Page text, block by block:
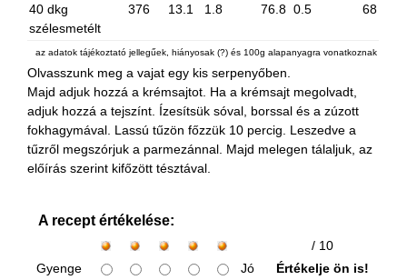
40 dkg
szélesmetélt
376 13.1 1.8 76.8 0.5 68
az adatok tájékoztató jellegűek, hiányosak (?) és 100g alapanyagra vonatkoznak
Olvasszunk meg a vajat egy kis serpenyőben.
Majd adjuk hozzá a krémsajtot. Ha a krémsajt megolvadt,
adjuk hozzá a tejszínt. Ízesítsük sóval, borssal és a zúzott
fokhagymával. Lassú tűzön főzzük 10 percig. Leszedve a
tűzről megszórjuk a parmezánnal. Majd melegen tálaljuk, az
előírás szerint kifőzött tésztával.
A recept értékelése:
/ 10
Gyenge
Jó Értékelje ön is!